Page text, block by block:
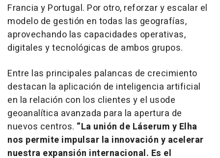
Francia y Portugal. Por otro, reforzar y escalar el
modelo de gestión en todas las geografías,
aprovechando las capacidades operativas,
digitales y tecnológicas de ambos grupos.
Entre las principales palancas de crecimiento
destacan la aplicación de inteligencia artificial
en la relación con los clientes y el usode
geoanalítica avanzada para la apertura de
nuevos centros. “La unión de Láserum y Elha
nos permite impulsar la innovación y acelerar
nuestra expansión internacional. Es el